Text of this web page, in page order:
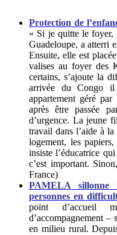
Protection de
« Si je quitte le foyer,
Guadeloupe, a atterri
Ensuite, elle est
valises au foyer des
certains, s’ajoute la
arrivée du Congo
appartement géré
après être passée
d’urgence. La jeune
travail dans l’aide à
logement, les
insiste l’éducatrice
c’est important.
France)
PAMELA sillonne
personnes en
point d’accueil
d’accompagnement
en milieu rural.